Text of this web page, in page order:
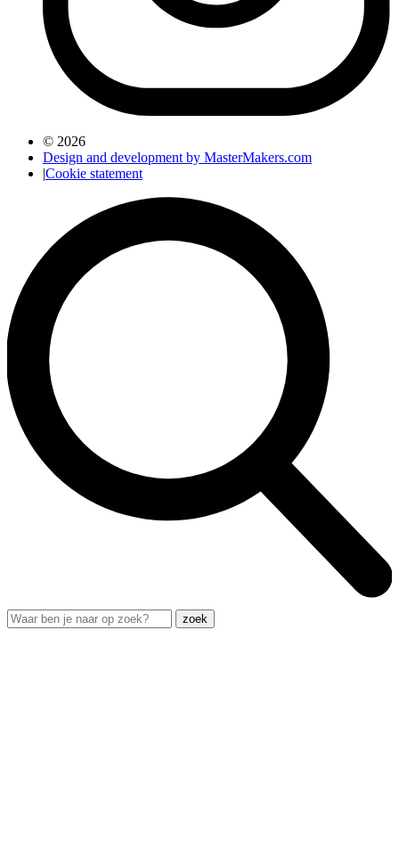
© 2026
Design and development by MasterMakers.com
|Cookie statement